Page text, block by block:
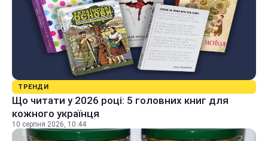
ТРЕНДИ
Що читати у 2026 році: 5 головних книг для
кожного українця
10 серпня 2026, 10:44